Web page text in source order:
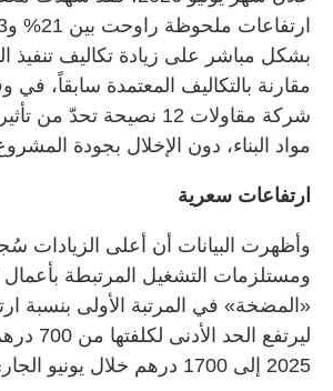
بشكل مباشر على زيادة تكاليف تنفيذ
مقارنة بالتكاليف المعتمدة سابقاً،
شركة مقاولات 12 نصيحة تحدّ
مواد البناء، دون الإخلال بجودة
ارتفاعات سعرية
وأظهرت البيانات أن أعلى
ومستلزمات التشغيل المرتبطة بأعمال
ليرتفع
2025 إلى 1700 درهم خلال يونيو الجاري.